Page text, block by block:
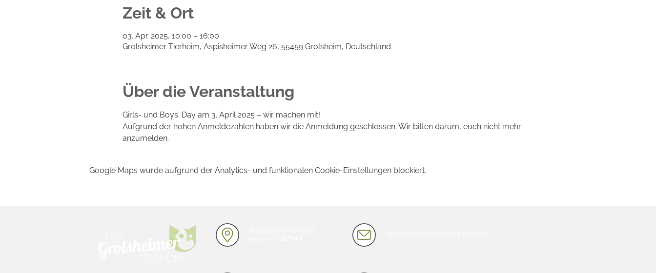
Zeit & Ort
03. Apr. 2025, 10:00 – 16:00
Grolsheimer Tierheim, Aspisheimer Weg 26, 55459 Grolsheim, Deutschland
Über die Veranstaltung
Girls- und Boys' Day am 3. April 2025 – wir machen mit!
Aufgrund der hohen Anmeldezahlen haben wir die Anmeldung geschlossen. Wir bitten darum, euch nicht mehr
anzumelden.
Google Maps wurde aufgrund der Analytics- und funktionalen Cookie-Einstellungen blockiert.